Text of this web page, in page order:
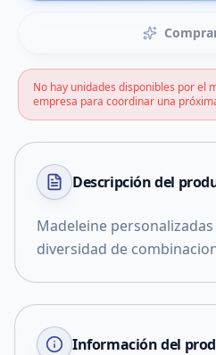
No hay unidades disponibles por el
empresa para coordinar una
Descripción del
Madeleine
diversidad de
Información del